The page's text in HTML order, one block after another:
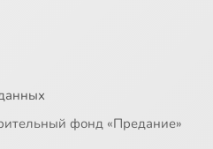
фонд «Предание»